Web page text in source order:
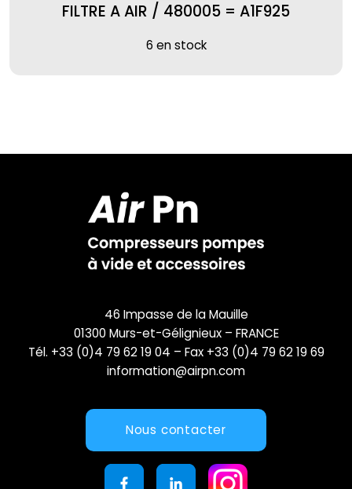
FILTRE A AIR / 480005 = A1F925
6 en stock
46 Impasse de la Mauille
01300 Murs-et-Gélignieux – FRANCE
Tél. +33 (0)4 79 62 19 04 – Fax +33 (0)4 79 62 19 69
information@airpn.com
Nous contacter